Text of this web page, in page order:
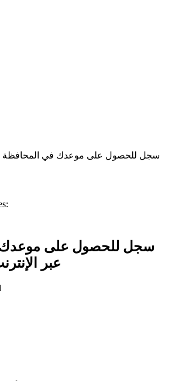
سجل للحصول على موعدك في المحافظة
سجل للحصول على موعدك
عبر